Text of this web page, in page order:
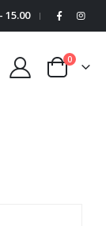
15.00 |
Cart
0